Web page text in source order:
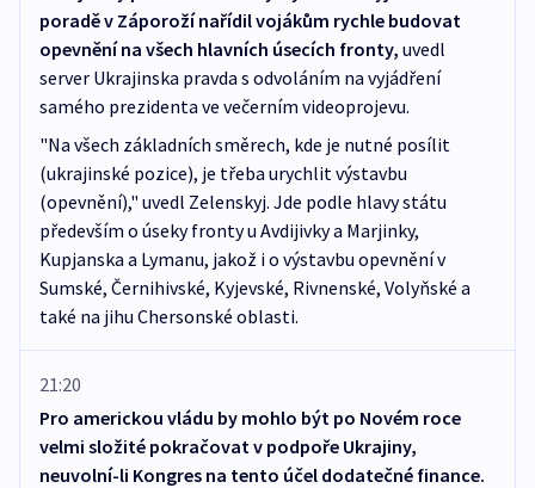
poradě v Záporoží nařídil vojákům rychle budovat
opevnění na všech hlavních úsecích fronty, uvedl
server Ukrajinska pravda s odvoláním na vyjádření
samého prezidenta ve večerním videoprojevu.
"Na všech základních směrech, kde je nutné posílit
(ukrajinské pozice), je třeba urychlit výstavbu
(opevnění)," uvedl Zelenskyj. Jde podle hlavy státu
především o úseky fronty u Avdijivky a Marjinky,
Kupjanska a Lymanu, jakož i o výstavbu opevnění v
Sumské, Černihivské, Kyjevské, Rivnenské, Volyňské a
také na jihu Chersonské oblasti.
21:20
Pro americkou vládu by mohlo být po Novém roce
velmi složité pokračovat v podpoře Ukrajiny,
neuvolní-li Kongres na tento účel dodatečné finance.